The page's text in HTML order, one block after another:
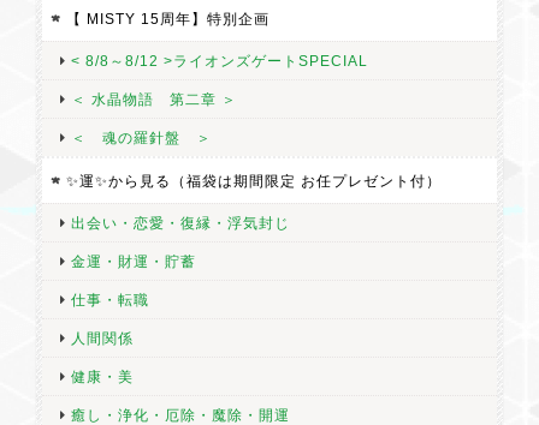
【 MISTY 15周年】特別企画
< 8/8～8/12 >ライオンズゲートSPECIAL
＜ 水晶物語 第二章 ＞
＜ 魂の羅針盤 ＞
✨運✨から見る（福袋は期間限定 お任プレゼント付）
出会い・恋愛・復縁・浮気封じ
金運・財運・貯蓄
仕事・転職
人間関係
健康・美
癒し・浄化・厄除・魔除・開運